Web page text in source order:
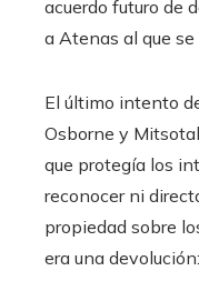
acuerdo futuro de
a Atenas al que se
El último intento
Osborne y
que protegía los
reconocer ni
propiedad sobre
era una